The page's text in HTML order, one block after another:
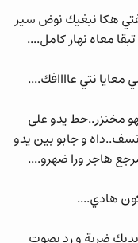
هكا نبغيك نوض سير
معاه نهار كامل....
نتي عاااافك....
مخنزر..حط يدو على
نسف..داه و جابو بين يدو
هاجر ورا ضهرو....
هادي....